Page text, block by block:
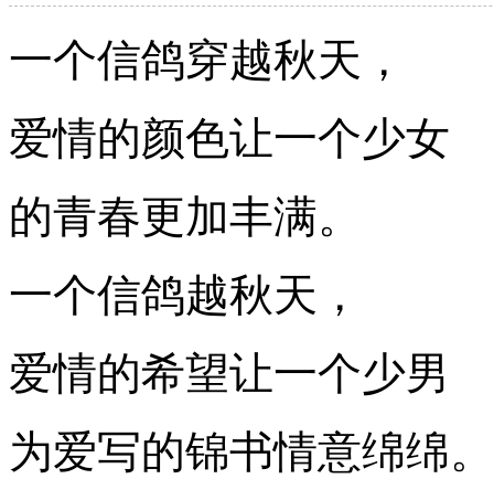
一个信鸽穿越秋天，
爱情的颜色让一个少女
的青春更加丰满。
一个信鸽越秋天，
爱情的希望让一个少男
为爱写的锦书情意绵绵。